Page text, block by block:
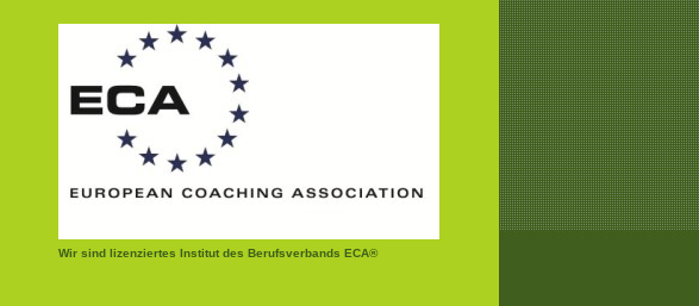
Wir sind lizenziertes Institut des Berufsverbands ECA®